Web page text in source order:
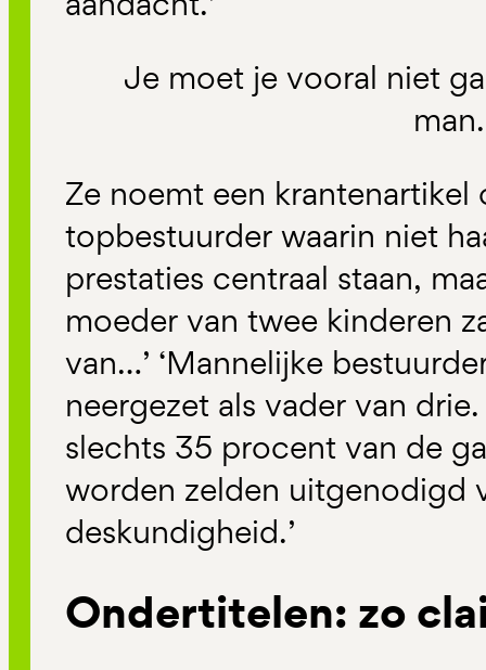
Je moet je vooral niet
man.
Ze noemt een
topbestuurder waarin niet
prestaties centraal staan,
moeder van twee kinderen
van…’ ‘Mannelijke
neergezet als vader van
slechts 35 procent van de
worden zelden uitgenodigd
deskundigheid.’
Ondertitelen: zo